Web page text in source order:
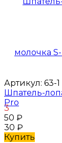
Артикул: 63-1
Шпатель-
Pro
3
50 ₽
30 ₽
Купить